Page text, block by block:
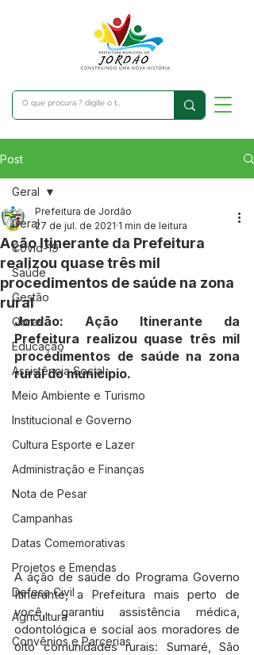
Post
Geral
Covid-19
Saúde
Gestão
Obras
Educação
Assistência Social
Meio Ambiente e Turismo
Institucional e Governo
Cultura Esporte e Lazer
Administração e Finanças
Nota de Pesar
Campanhas
Datas Comemorativas
Projetos e Emendas
Defesa Civil
Agricultura
Convênios e Parcerias
Geral
Ação Itinerante da Prefeitura
realizou quase três mil
procedimentos de saúde na zona
rural
Prefeitura de Jordão
27 de jul. de 2021 1 min de leitura
Jordão: Ação Itinerante da
Prefeitura realizou quase três mil
procedimentos de saúde na zona
rural do município.
A ação de saúde do Programa Governo
Itinerante, a Prefeitura mais perto de
você, garantiu assistência médica,
odontológica e social aos moradores de
oito comunidades rurais: Sumaré, São